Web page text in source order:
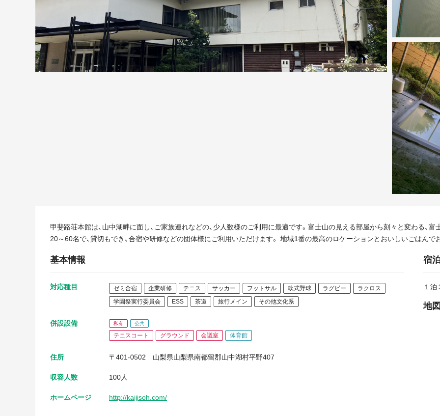
甲斐路荘本館は、山中湖畔に面し、ご家族連れなどの、少人数様のご利用に最適です。富士山の見える部屋から刻々と変わる、
20～60名で、貸切もでき、合宿や研修などの団体様にご利用いただけます。 地域1番の最高のロケーションとおいしいごはんで
基本情報
対応種目 ゼミ合宿 企業研修 テニス サッカー フットサル 軟式野球 ラグビー
ラクロス
学園祭実行委員会
ESS 茶道 旅行メイン その他文化系
併設設備 私有 公共
テニスコート グラウンド 会議室 体育館
住所 〒401-0502 山梨県山梨県南都留郡山中湖村平野407
収容人数 100人
ホームページ http://kaijisoh.com/
宿
１
地